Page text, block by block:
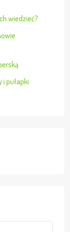
wiedzieć?
pułapki